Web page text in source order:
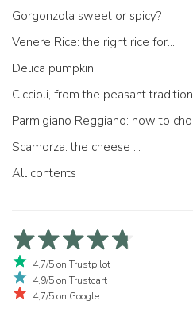
Gorgonzola sweet or spicy?
Venere Rice: the right rice for...
Delica pumpkin
Ciccioli, from the peasant tradition
Scamorza: the cheese ...
All contents
4,7/5 on Trustpilot
4,9/5 on Trustcart
4,7/5 on Google